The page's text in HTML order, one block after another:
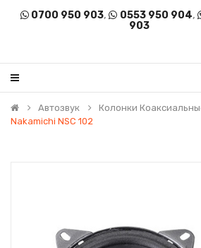
0700 950 903, 0553 950 904,
903
Автозвук
Колонки
Nakamichi NSC 102